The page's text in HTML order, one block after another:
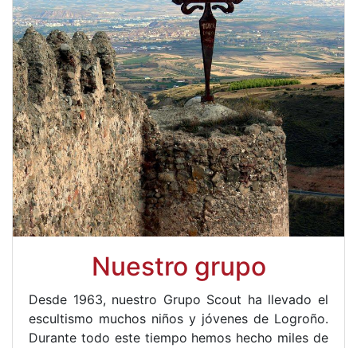
Nuestro grupo
Desde 1963, nuestro Grupo Scout ha llevado el
escultismo muchos niños y jóvenes de Logroño.
Durante todo este tiempo hemos hecho miles de